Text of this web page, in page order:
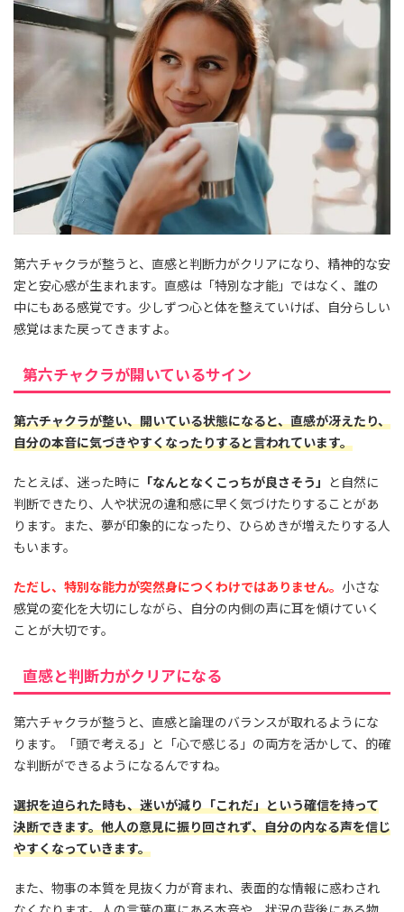
第六チャクラが整うと、直感と判断力がクリアになり、精神的な安
定と安心感が生まれます。直感は「特別な才能」ではなく、誰の
中にもある感覚です。少しずつ心と体を整えていけば、自分らしい
感覚はまた戻ってきますよ。
第六チャクラが開いているサイン
第六チャクラが整い、開いている状態になると、直感が冴えたり、
自分の本音に気づきやすくなったりすると言われています。
たとえば、迷った時に 「なんとなくこっちが良さそう」 と自然に
判断できたり、人や状況の違和感に早く気づけたりすることがあ
ります。また、夢が印象的になったり、ひらめきが増えたりする人
もいます。
ただし、特別な能力が突然身につくわけではありません。 小さな
感覚の変化を大切にしながら、自分の内側の声に耳を傾けていく
ことが大切です。
直感と判断力がクリアになる
第六チャクラが整うと、直感と論理のバランスが取れるようにな
ります。「頭で考える」と「心で感じる」の両方を活かして、的確
な判断ができるようになるんですね。
選択を迫られた時も、迷いが減り「これだ」という確信を持って
決断できます。他人の意見に振り回されず、自分の内なる声を信じ
やすくなっていきます。
また、物事の本質を見抜く力が育まれ、表面的な情報に惑わされ